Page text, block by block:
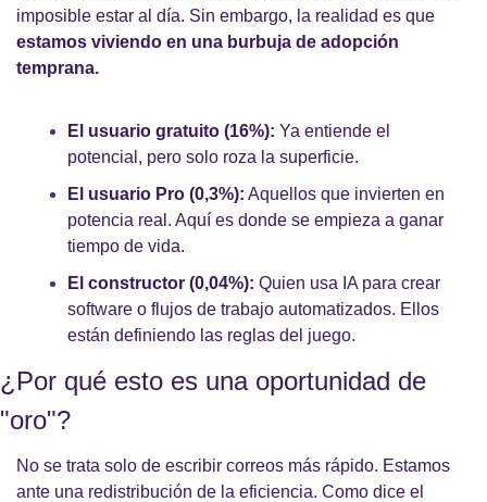
estamos viviendo en una burbuja de adopción
temprana.
El usuario gratuito (16%): Ya entiende el
potencial, pero solo roza la superficie.
El usuario Pro (0,3%): Aquellos que invierten en
potencia real. Aquí es donde se empieza a ganar
tiempo de vida.
El constructor (0,04%): Quien usa IA para crear
software o flujos de trabajo automatizados. Ellos
están definiendo las reglas del juego.
¿Por qué esto es una oportunidad de
"oro"?
No se trata solo de escribir correos más rápido. Estamos
ante una redistribución de la eficiencia. Como dice el